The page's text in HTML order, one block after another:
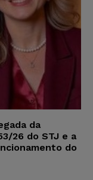
da
26 do STJ e a
do